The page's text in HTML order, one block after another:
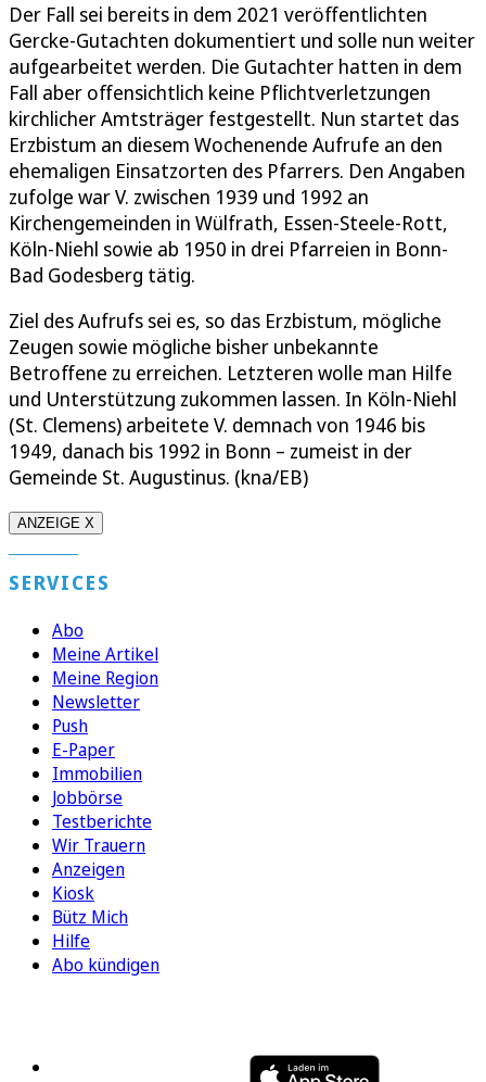
Der Fall sei bereits in dem 2021 veröffentlichten
Gercke-Gutachten dokumentiert und solle nun weiter
aufgearbeitet werden. Die Gutachter hatten in dem
Fall aber offensichtlich keine Pflichtverletzungen
kirchlicher Amtsträger festgestellt. Nun startet das
Erzbistum an diesem Wochenende Aufrufe an den
ehemaligen Einsatzorten des Pfarrers. Den Angaben
zufolge war V. zwischen 1939 und 1992 an
Kirchengemeinden in Wülfrath, Essen-Steele-Rott,
Köln-Niehl sowie ab 1950 in drei Pfarreien in Bonn-
Bad Godesberg tätig.
Ziel des Aufrufs sei es, so das Erzbistum, mögliche
Zeugen sowie mögliche bisher unbekannte
Betroffene zu erreichen. Letzteren wolle man Hilfe
und Unterstützung zukommen lassen. In Köln-Niehl
(St. Clemens) arbeitete V. demnach von 1946 bis
1949, danach bis 1992 in Bonn – zumeist in der
Gemeinde St. Augustinus. (kna/EB)
ANZEIGE X
SERVICES
Abo
Meine Artikel
Meine Region
Newsletter
Push
E-Paper
Immobilien
Jobbörse
Testberichte
Wir Trauern
Anzeigen
Kiosk
Bütz Mich
Hilfe
Abo kündigen